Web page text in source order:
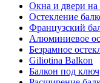
Окна и двери на
Остекление
Французский
Алюминиевое
Безрамное
Giliotina Balkon
Балкон под ключ